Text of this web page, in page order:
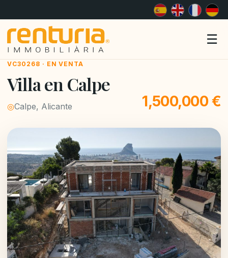
☰
VC30268 · EN VENTA
Villa en Calpe
◎Calpe, Alicante 1,500,000 €